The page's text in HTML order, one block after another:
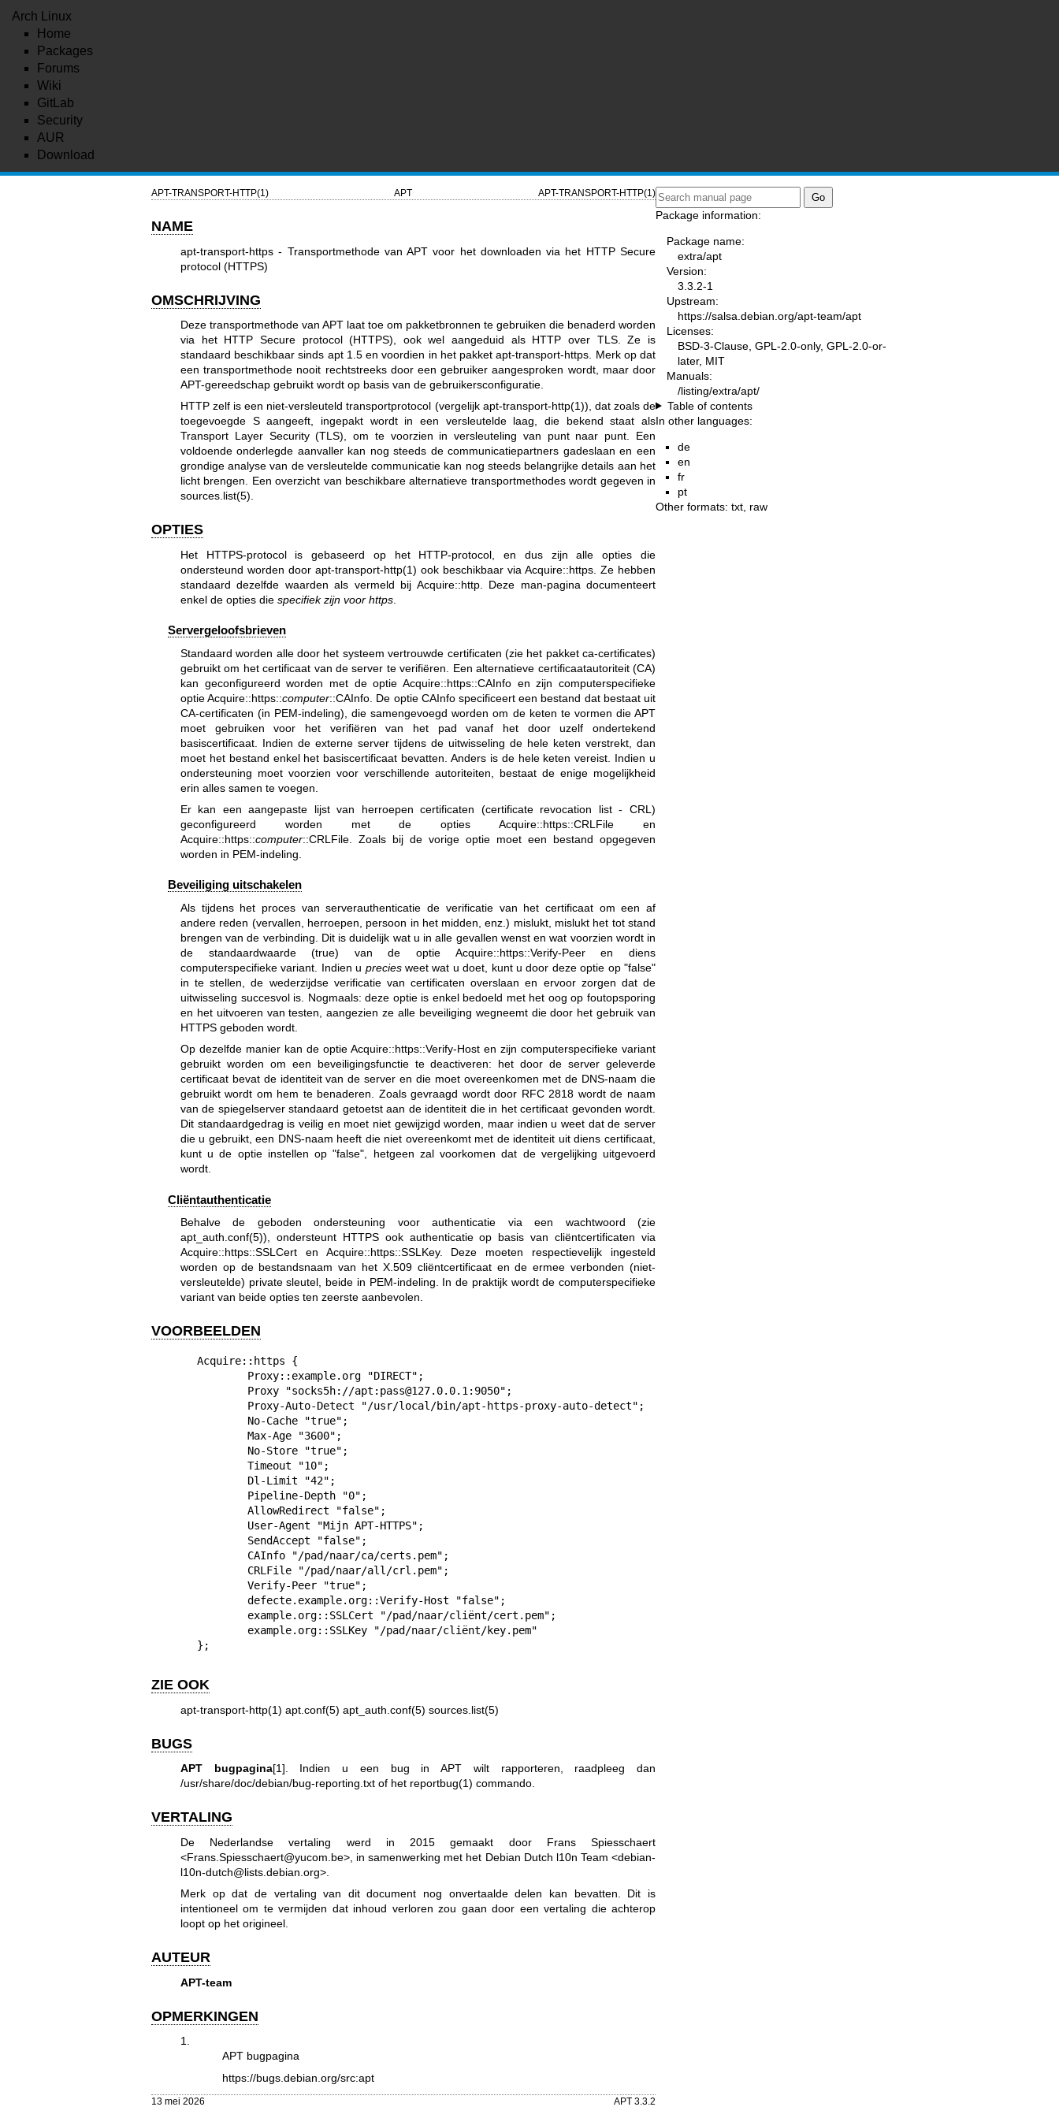
Arch Linux
Home
Packages
Forums
Wiki
GitLab
Security
AUR
Download
APT-TRANSPORT-HTTP(1) APT APT-TRANSPORT-HTTP(1)
NAME
apt-transport-https - Transportmethode van APT voor het downloaden via het HTTP Secure
protocol (HTTPS)
OMSCHRIJVING
Deze transportmethode van APT laat toe om pakketbronnen te gebruiken die benaderd worden
via het HTTP Secure protocol (HTTPS), ook wel aangeduid als HTTP over TLS. Ze is
standaard beschikbaar sinds apt 1.5 en voordien in het pakket apt-transport-https. Merk op dat
een transportmethode nooit rechtstreeks door een gebruiker aangesproken wordt, maar door
APT-gereedschap gebruikt wordt op basis van de gebruikersconfiguratie.
HTTP zelf is een niet-versleuteld transportprotocol (vergelijk apt-transport-http(1)), dat zoals de
toegevoegde S aangeeft, ingepakt wordt in een versleutelde laag, die bekend staat als
Transport Layer Security (TLS), om te voorzien in versleuteling van punt naar punt. Een
voldoende onderlegde aanvaller kan nog steeds de communicatiepartners gadeslaan en een
grondige analyse van de versleutelde communicatie kan nog steeds belangrijke details aan het
licht brengen. Een overzicht van beschikbare alternatieve transportmethodes wordt gegeven in
sources.list(5).
OPTIES
Het HTTPS-protocol is gebaseerd op het HTTP-protocol, en dus zijn alle opties die
ondersteund worden door apt-transport-http(1) ook beschikbaar via Acquire::https. Ze hebben
standaard dezelfde waarden als vermeld bij Acquire::http. Deze man-pagina documenteert
enkel de opties die specifiek zijn voor https.
Servergeloofsbrieven
Standaard worden alle door het systeem vertrouwde certificaten (zie het pakket ca-certificates)
gebruikt om het certificaat van de server te verifiëren. Een alternatieve certificaatautoriteit (CA)
kan geconfigureerd worden met de optie Acquire::https::CAInfo en zijn computerspecifieke
optie Acquire::https::computer::CAInfo. De optie CAInfo specificeert een bestand dat bestaat uit
CA-certificaten (in PEM-indeling), die samengevoegd worden om de keten te vormen die APT
moet gebruiken voor het verifiëren van het pad vanaf het door uzelf ondertekend
basiscertificaat. Indien de externe server tijdens de uitwisseling de hele keten verstrekt, dan
moet het bestand enkel het basiscertificaat bevatten. Anders is de hele keten vereist. Indien u
ondersteuning moet voorzien voor verschillende autoriteiten, bestaat de enige mogelijkheid
erin alles samen te voegen.
Er kan een aangepaste lijst van herroepen certificaten (certificate revocation list - CRL)
geconfigureerd worden met de opties Acquire::https::CRLFile en
Acquire::https::computer::CRLFile. Zoals bij de vorige optie moet een bestand opgegeven
worden in PEM-indeling.
Beveiliging uitschakelen
Als tijdens het proces van serverauthenticatie de verificatie van het certificaat om een af
andere reden (vervallen, herroepen, persoon in het midden, enz.) mislukt, mislukt het tot stand
brengen van de verbinding. Dit is duidelijk wat u in alle gevallen wenst en wat voorzien wordt in
de standaardwaarde (true) van de optie Acquire::https::Verify-Peer en diens
computerspecifieke variant. Indien u preciesweet wat u doet, kunt u door deze optie op "false"
in te stellen, de wederzijdse verificatie van certificaten overslaan en ervoor zorgen dat de
uitwisseling succesvol is. Nogmaals: deze optie is enkel bedoeld met het oog op foutopsporing
en het uitvoeren van testen, aangezien ze alle beveiliging wegneemt die door het gebruik van
HTTPS geboden wordt.
Op dezelfde manier kan de optie Acquire::https::Verify-Host en zijn computerspecifieke variant
gebruikt worden om een beveiligingsfunctie te deactiveren: het door de server geleverde
certificaat bevat de identiteit van de server en die moet overeenkomen met de DNS-naam die
gebruikt wordt om hem te benaderen. Zoals gevraagd wordt door RFC 2818 wordt de naam
van de spiegelserver standaard getoetst aan de identiteit die in het certificaat gevonden wordt.
Dit standaardgedrag is veilig en moet niet gewijzigd worden, maar indien u weet dat de server
die u gebruikt, een DNS-naam heeft die niet overeenkomt met de identiteit uit diens certificaat,
kunt u de optie instellen op "false", hetgeen zal voorkomen dat de vergelijking uitgevoerd
wordt.
Cliëntauthenticatie
Behalve de geboden ondersteuning voor authenticatie via een wachtwoord (zie
apt_auth.conf(5)), ondersteunt HTTPS ook authenticatie op basis van cliëntcertificaten via
Acquire::https::SSLCert en Acquire::https::SSLKey. Deze moeten respectievelijk ingesteld
worden op de bestandsnaam van het X.509 cliëntcertificaat en de ermee verbonden (niet-
versleutelde) private sleutel, beide in PEM-indeling. In de praktijk wordt de computerspecifieke
variant van beide opties ten zeerste aanbevolen.
VOORBEELDEN
Acquire::https {
};
ZIE OOK
apt-transport-http(1) apt.conf(5) apt_auth.conf(5) sources.list(5)
BUGS
APT bugpagina[1]. Indien u een bug in APT wilt rapporteren, raadpleeg dan
/usr/share/doc/debian/bug-reporting.txt of het reportbug(1) commando.
VERTALING
De Nederlandse vertaling werd in 2015 gemaakt door Frans Spiesschaert
<Frans.Spiesschaert@yucom.be>, in samenwerking met het Debian Dutch l10n Team <debian-
l10n-dutch@lists.debian.org>.
Merk op dat de vertaling van dit document nog onvertaalde delen kan bevatten. Dit is
intentioneel om te vermijden dat inhoud verloren zou gaan door een vertaling die achterop
loopt op het origineel.
AUTEUR
APT-team
OPMERKINGEN
1.
APT bugpagina
https://bugs.debian.org/src:apt
13 mei 2026 APT 3.3.2
Package information:
Package name:
extra/apt
Version:
3.3.2-1
Upstream:
https://salsa.debian.org/apt-team/apt
Licenses:
BSD-3-Clause, GPL-2.0-only, GPL-2.0-or-
later, MIT
Manuals:
/listing/extra/apt/
Table of contents
In other languages:
de
en
fr
pt
Other formats: txt raw